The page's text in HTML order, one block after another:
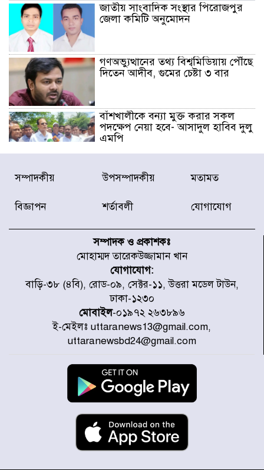
জাতীয় সাংবাদিক সংস্থার পিরোজপুর
জেলা কমিটি অনুমোদন
গণঅভ্যুত্থানের তথ্য বিশ্বমিডিয়ায় পৌঁছে
দিতেন আদীব, গুমের চেষ্টা ৩ বার
বাঁশখালীকে বন্যা মুক্ত করার সকল
পদক্ষেপ নেয়া হবে- আসাদুল হাবিব দুলু
এমপি
বিদ্যুৎ-জ্বালানি খাতে অস্থিরতা তৈরির
চেষ্টা করছে একটি চক্র : প্রধানমন্ত্রী
৫ আহত, চীনে বন্দর বন্ধ
চিকিৎসা খাতে জিডিপির ৫ শতাংশ
বরাদ্দের ঘোষণা স্থানীয় সরকার মন্ত্রীর
জুলাই জাদুঘর ঘুরে দেখলেন এনসিপি
নেতারা
যুক্তরাষ্ট্রে দাবানল নেভাতে গিয়ে
হেলিকপ্টার বিধ্বস্ত, নিহত ১
মজুদদারের সর্বোচ্চ শাস্তি মৃত্যুদণ্ড, তাই
ভেবে মজুদ করবেন : আইনমন্ত্রী
সম্পাদকীয় উপসম্পাদকীয় মতামত
বিজ্ঞাপন শর্তাবলী যোগাযোগ
সম্পাদক ও প্রকাশকঃ
মোহাম্মদ তারেকউজ্জামান খান
যোগাযোগ:
বাড়ি-৩৮ (৪বি), রোড-০৯, সেক্টর-১১, উত্তরা মডেল টাউন,
ঢাকা-১২৩০
মোবাইল-০১৯৭২ ২৬৩৮৯৬
ই-মেইলঃ uttaranews13@gmail.com,
uttaranewsbd24@gmail.com